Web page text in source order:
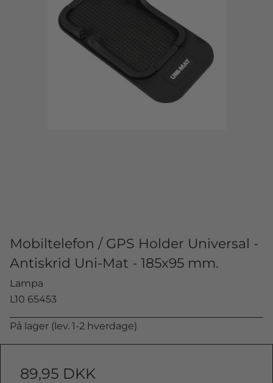
Mobiltelefon / GPS Holder Universal -
Antiskrid Uni-Mat - 185x95 mm.
Lampa
L10 65453
På lager (lev. 1-2 hverdage)
89,95 DKK